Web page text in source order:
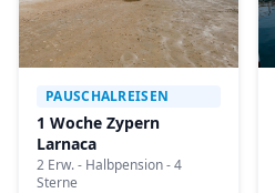
PAUSCHALREISEN
1 Woche Zypern
Larnaca
2 Erw. - Halbpension - 4
Sterne